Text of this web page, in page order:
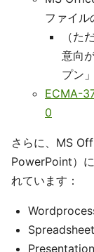
ファイル
（
意向
プン
ECMA-
0
さらに、MS
PowerPoint）
れています：